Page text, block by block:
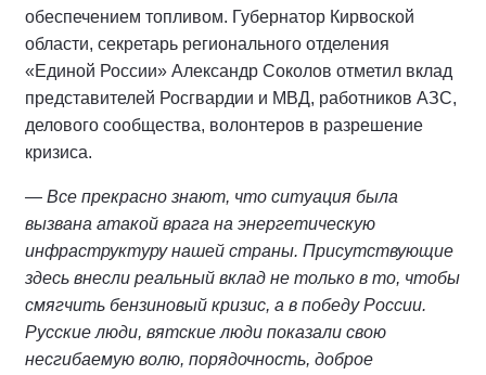
обеспечением топливом. Губернатор Кирвоской
области, секретарь регионального отделения
«Единой России» Александр Соколов отметил вклад
представителей Росгвардии и МВД, работников АЗС,
делового сообщества, волонтеров в разрешение
кризиса.
— Все прекрасно знают, что ситуация была
вызвана атакой врага на энергетическую
инфраструктуру нашей страны. Присутствующие
здесь внесли реальный вклад не только в то, чтобы
смягчить бензиновый кризис, а в победу России.
Русские люди, вятские люди показали свою
несгибаемую волю, порядочность, доброе